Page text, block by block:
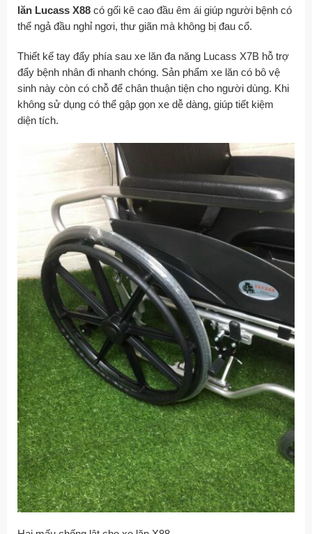
lăn Lucass X88 có gối kê cao đầu êm ái giúp người bệnh có
thể ngả đầu nghỉ ngơi, thư giãn mà không bị đau cổ.
Thiết kế tay đẩy phía sau xe lăn đa năng Lucass X7B hỗ trợ
đẩy bệnh nhân đi nhanh chóng. Sản phẩm xe lăn có bô vệ
sinh này còn có chỗ để chân thuận tiện cho người dùng. Khi
không sử dụng có thể gập gọn xe dễ dàng, giúp tiết kiệm
diện tích.